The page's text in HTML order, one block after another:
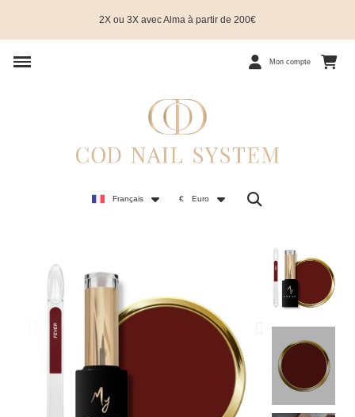
2X ou 3X avec Alma à partir de 200€
Mon compte
Français € Euro